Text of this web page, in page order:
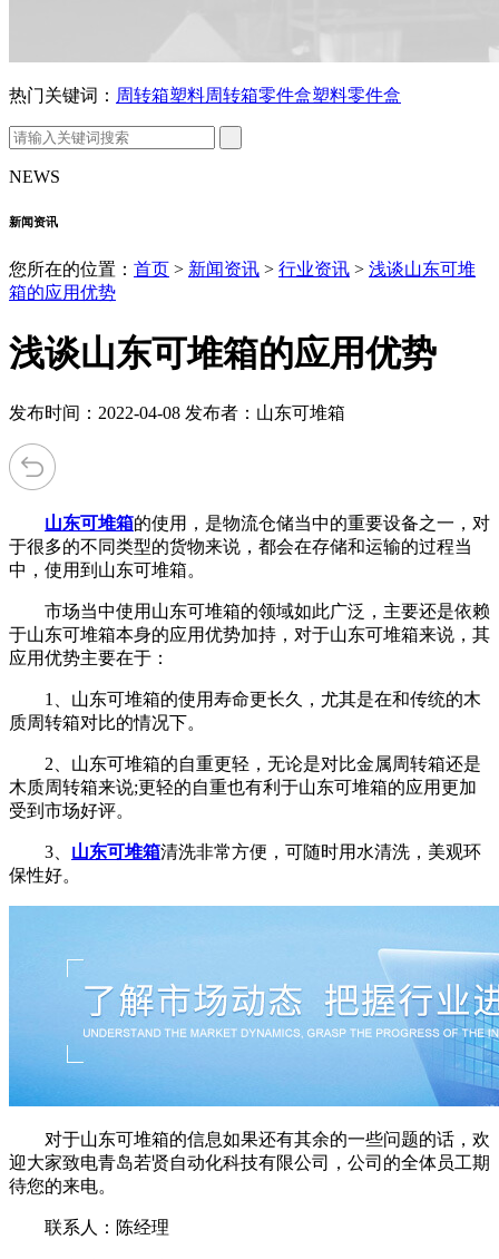
热门关键词： 周转箱塑料周转箱零件盒塑料零件盒
NEWS
新闻资讯
您所在的位置： 首页 > 新闻资讯 > 行业资讯 > 浅谈山东可堆
箱的应用优势
浅谈山东可堆箱的应用优势
发布时间：2022-04-08 发布者：山东可堆箱
山东可堆箱的使用，是物流仓储当中的重要设备之一，对
于很多的不同类型的货物来说，都会在存储和运输的过程当
中，使用到山东可堆箱。
市场当中使用山东可堆箱的领域如此广泛，主要还是依赖
于山东可堆箱本身的应用优势加持，对于山东可堆箱来说，其
应用优势主要在于：
1、山东可堆箱的使用寿命更长久，尤其是在和传统的木
质周转箱对比的情况下。
2、山东可堆箱的自重更轻，无论是对比金属周转箱还是
木质周转箱来说;更轻的自重也有利于山东可堆箱的应用更加
受到市场好评。
3、 山东可堆箱清洗非常方便，可随时用水清洗，美观环
保性好。
对于山东可堆箱的信息如果还有其余的一些问题的话，欢
迎大家致电青岛若贤自动化科技有限公司，公司的全体员工期
待您的来电。
联系人：陈经理